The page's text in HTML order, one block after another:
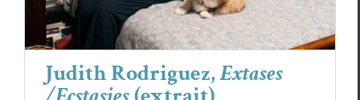
Judith Rodriguez,Extases